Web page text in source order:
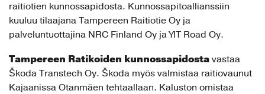
raitiotien kunnossapidosta. Kunnossapitoallianssiin
kuuluu tilaajana Tampereen Raitiotie Oy ja
palveluntuottajina NRC Finland Oy ja YIT Road Oy.
Tampereen Ratikoiden kunnossapidosta vastaa
Škoda Transtech Oy. Škoda myös valmistaa raitiovaunut
Kajaanissa Otanmäen tehtaallaan. Kaluston omistaa